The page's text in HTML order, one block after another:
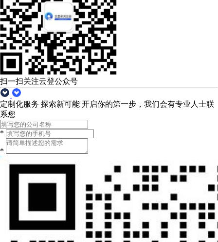
扫一扫关注云登公众号
定制化服务 探索新可能 开启你的第一步，我们会有专业人士联
系您
*
*